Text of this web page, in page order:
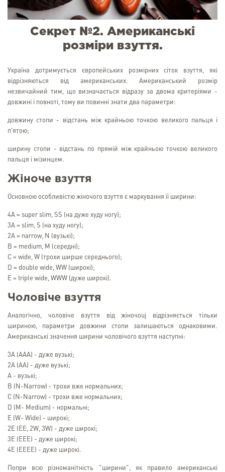
Секрет №2. Американські
розміри взуття.
Україна дотримується європейських розмірних сіток взуття, які
відрізняються від американських. Американський розмір
незвичайний тим, що визначається відразу за двома критеріями -
довжині і повноті, тому ви повинні знати два параметри:
довжину стопи - відстань між крайньою точкою великого пальця і
п'ятою;
ширину стопи - відстань по прямій між крайньою точкою великого
пальця і мізинцем.
Жіноче взуття
Основною особливістю жіночого взуття є маркування її ширини:
4A = super slim, SS (на дуже худу ногу);
3A = slim, S (на худу ногу);
2A = narrow, N (вузькі);
B = medium, M (середні);
C = wide, W (трохи ширше середнього);
D = double wide, WW (широкі);
E = triple wide, WWW (дуже широкі).
Чоловіче взуття
Аналогічно, чоловіче взуття від жіночоuj відрізняється тільки
шириною, параметри довжини стопи залишаються однаковими.
Американські значення ширини чоловічого взуття наступні:
3A (AAA) - дуже вузькі;
2A (AA) - дуже вузькі;
A - вузькі;
B (N-Narrow) - трохи вже нормальних;
C (N-Narrow) - трохи вже нормальних;
D (M- Medium) - нормальні;
E (W- Wide) - широкі;
2E (EE, 2W, 3W) - дуже широкі;
3E (EEE) - дуже широкі;
4E (EEEE) - дуже широкі.
Попри всю різноманітність "ширини", як правило американські